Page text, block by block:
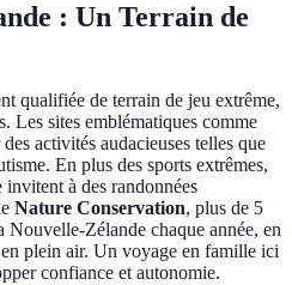
: Un Terrain de
qualifiée de terrain de jeu extrême,
Les sites emblématiques comme
activités audacieuses telles que
En plus des sports extrêmes,
à des randonnées
Nature Conservation, plus de 5
Zélande chaque année, en
plein air. Un voyage en famille ici
confiance et autonomie.